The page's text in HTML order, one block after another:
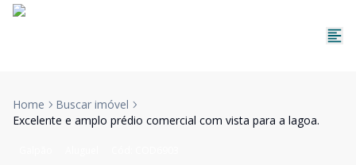
Home
Buscar imóvel
Excelente e amplo prédio comercial com vista para a lagoa.